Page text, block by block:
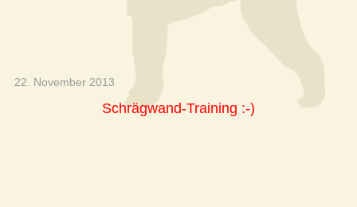
22. November 2013
Schrägwand-Training :-)